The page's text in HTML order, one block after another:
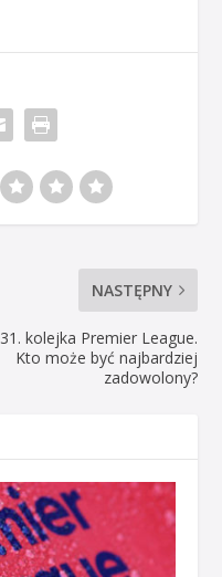
NASTĘPNY
31. kolejka Premier League.
Kto może być najbardziej
zadowolony?